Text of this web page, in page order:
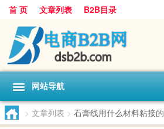
首 页 文章列表 B2B目录
网站导航
> 文章列表 > 石膏线用什么材料粘接的